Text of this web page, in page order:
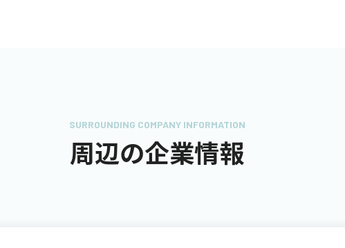
SURROUNDING COMPANY INFORMATION
周辺の企業情報